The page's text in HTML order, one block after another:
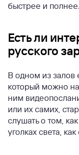
быстрее и полнее.
Есть ли
русского
В одном из залов
который можно
ним
или их самих,
слушать о том,
уголках света,